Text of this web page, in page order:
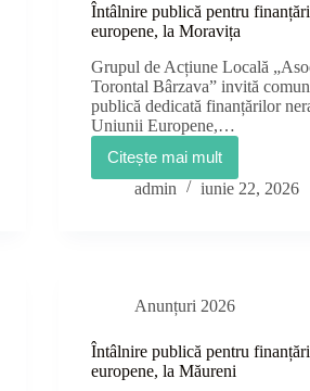
Întâlnire publică pentru
europene, la Moravița
Grupul de Acțiune Locală
Torontal Bârzava” invită
publică dedicată finanțărilor
Uniunii Europene,…
Citește mai mult
Întâlnire
publică
admin iunie 22, 2026
Anunțuri 2026
Întâlnire publică pentru
europene, la Măureni